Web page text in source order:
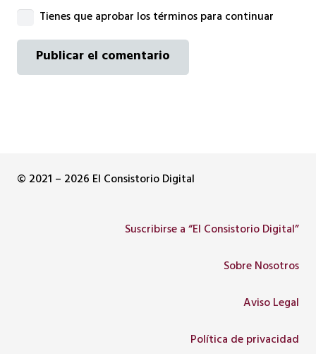
Tienes que aprobar los términos para continuar
Publicar el comentario
© 2021 – 2026 El Consistorio Digital
Suscribirse a “El Consistorio Digital”
Sobre Nosotros
Aviso Legal
Política de privacidad